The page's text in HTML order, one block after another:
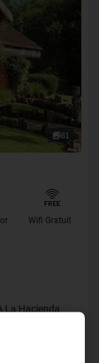
61
Wifi Gratuito
La Hacienda